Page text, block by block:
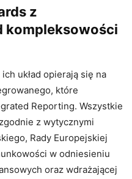
z
kompleksowości
układ opierają się na
które
Reporting. Wszystkie
z wytycznymi
Rady Europejskiej
w odniesieniu
oraz wdrażającej